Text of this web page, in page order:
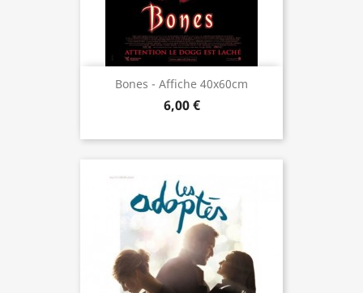
Bones - Affiche 40x60cm
6,00 €